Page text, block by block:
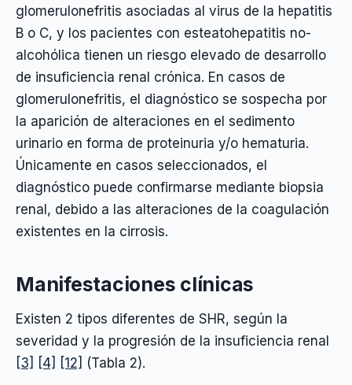
glomerulonefritis asociadas al virus de la hepatitis
B o C, y los pacientes con esteatohepatitis no-
alcohólica tienen un riesgo elevado de desarrollo
de insuficiencia renal crónica. En casos de
glomerulonefritis, el diagnóstico se sospecha por
la aparición de alteraciones en el sedimento
urinario en forma de proteinuria y/o hematuria.
Únicamente en casos seleccionados, el
diagnóstico puede confirmarse mediante biopsia
renal, debido a las alteraciones de la coagulación
existentes en la cirrosis.
Manifestaciones clínicas
Existen 2 tipos diferentes de SHR, según la
severidad y la progresión de la insuficiencia renal
[3] [4] [12] (Tabla 2).